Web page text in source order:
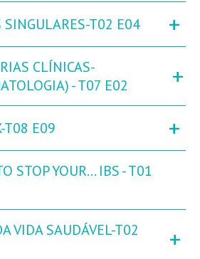
SINGULARES-T02 E04 +
CLÍNICAS-
- T07 E02
+
T08 E09 +
STOP YOUR... IBS - T01
VIDA SAUDÁVEL-T02
+